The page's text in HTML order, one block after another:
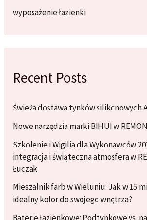
wyposażenie łazienki
Recent Posts
Świeża dostawa tynków silikonowych
Nowe narzędzia marki BIHUI w
Szkolenie i Wigilia dla Wykonawców
integracja i świąteczna atmosfera w
Łuczak
Mieszalnik farb w Wieluniu: Jak w 15
idealny kolor do swojego wnętrza?
Baterie łazienkowe: Podtynkowe vs.